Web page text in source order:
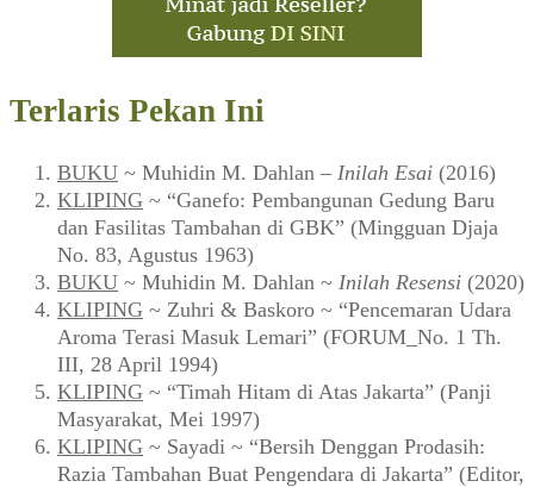
Terlaris Pekan Ini
BUKU ~ Muhidin M. Dahlan – Inilah Esai (2016)
KLIPING ~ “Ganefo: Pembangunan Gedung Baru
dan Fasilitas Tambahan di GBK” (Mingguan Djaja
No. 83, Agustus 1963)
BUKU ~ Muhidin M. Dahlan ~ Inilah Resensi (2020)
KLIPING ~ Zuhri & Baskoro ~ “Pencemaran Udara
Aroma Terasi Masuk Lemari” (FORUM_No. 1 Th.
III, 28 April 1994)
KLIPING ~ “Timah Hitam di Atas Jakarta” (Panji
Masyarakat, Mei 1997)
KLIPING ~ Sayadi ~ “Bersih Denggan Prodasih:
Razia Tambahan Buat Pengendara di Jakarta” (Editor,